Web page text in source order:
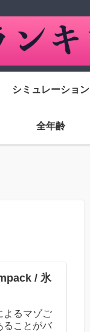
シミュレーション
全年齢
/ 氷
よるマゾご
ることがバ